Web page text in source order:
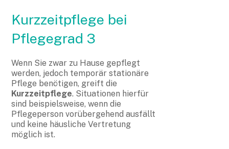
Kurzzeitpflege bei
Pflegegrad 3
Wenn Sie zwar zu Hause gepflegt
werden, jedoch temporär stationäre
Pflege benötigen, greift die
Kurzzeitpflege. Situationen hierfür
sind beispielsweise, wenn die
Pflegeperson vorübergehend ausfällt
und keine häusliche Vertretung
möglich ist.